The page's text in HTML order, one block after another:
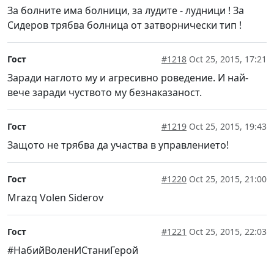
За болните има болници, за лудите - лудници ! За
Сидеров трябва болница от затворнически тип !
Гост #1218 Oct 25, 2015, 17:21
Заради наглото му и агресивно роведение. И най-
вече заради чуството му безнаказаност.
Гост #1219 Oct 25, 2015, 19:43
Защото не трябва да участва в управлението!
Гост #1220 Oct 25, 2015, 21:00
Mrazq Volen Siderov
Гост #1221 Oct 25, 2015, 22:03
#НабийВоленИСтаниГерой